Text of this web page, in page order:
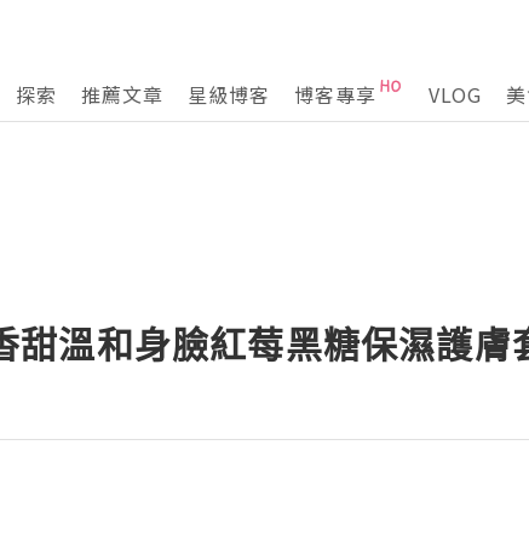
探索 推薦文章 星級博客 博客專享 VLOG
溫和身臉紅莓黑糖保濕護膚